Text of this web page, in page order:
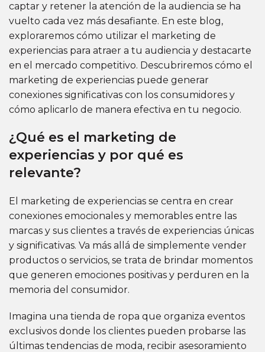
captar y retener la atención de la audiencia se ha
vuelto cada vez más desafiante. En este blog,
exploraremos cómo utilizar el marketing de
experiencias para atraer a tu audiencia y destacarte
en el mercado competitivo. Descubriremos cómo el
marketing de experiencias puede generar
conexiones significativas con los consumidores y
cómo aplicarlo de manera efectiva en tu negocio.
¿Qué es el marketing de
experiencias y por qué es
relevante?
El marketing de experiencias se centra en crear
conexiones emocionales y memorables entre las
marcas y sus clientes a través de experiencias únicas
y significativas. Va más allá de simplemente vender
productos o servicios, se trata de brindar momentos
que generen emociones positivas y perduren en la
memoria del consumidor.
Imagina una tienda de ropa que organiza eventos
exclusivos donde los clientes pueden probarse las
últimas tendencias de moda, recibir asesoramiento